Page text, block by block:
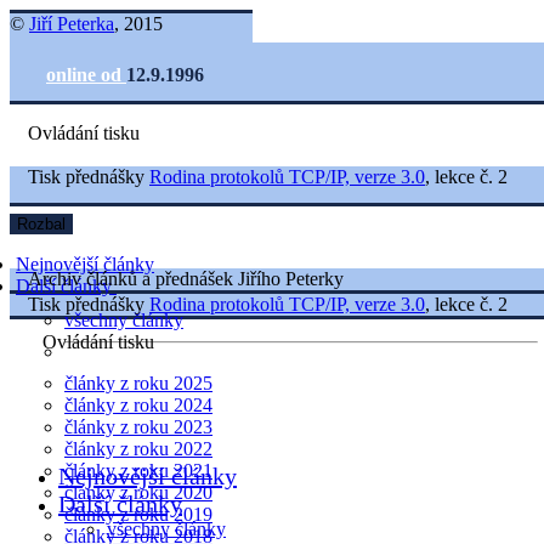
© Jiří Peterka, 2015
online od 12.9.1996
Ovládání tisku
Nejnovější články
Další články
všechny články
články z roku 2025
články z roku 2024
články z roku 2023
články z roku 2022
články z roku 2021
články z roku 2020
články z roku 2019
články z roku 2018
Tisk přednášky Rodina protokolů TCP/IP, verze 3.0, lekce č. 2
Rozbal
Archiv článků a přednášek Jiřího Peterky
Tisk přednášky Rodina protokolů TCP/IP, verze 3.0, lekce č. 2
Ovládání tisku
Nejnovější články
Další články
všechny články